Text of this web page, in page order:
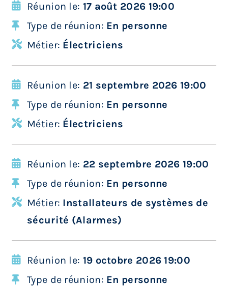
Réunion le: 17 août 2026 19:00
Type de réunion: En personne
Métier: Électriciens
Réunion le: 21 septembre 2026 19:00
Type de réunion: En personne
Métier: Électriciens
Réunion le: 22 septembre 2026 19:00
Type de réunion: En personne
Métier: Installateurs de systèmes de
sécurité (Alarmes)
Réunion le: 19 octobre 2026 19:00
Type de réunion: En personne